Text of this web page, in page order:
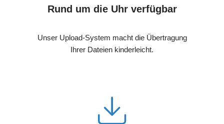
Rund um die Uhr verfügbar
Unser Upload-System macht die Übertragung
Ihrer Dateien kinderleicht.